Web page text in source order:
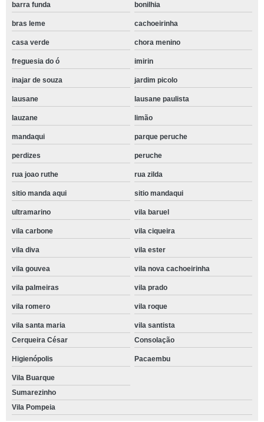
barra funda bonilhia
bras leme cachoeirinha
casa verde chora menino
freguesia do ó imirin
inajar de souza jardim picolo
lausane lausane paulista
lauzane limão
mandaqui parque peruche
perdizes peruche
rua joao ruthe rua zilda
sitio manda aqui sitio mandaqui
ultramarino vila baruel
vila carbone vila ciqueira
vila diva vila ester
vila gouvea vila nova cachoeirinha
vila palmeiras vila prado
vila romero vila roque
vila santa maria
vila santista
Cerqueira César
Consolação
Higienópolis Pacaembu
Vila Buarque
Sumarezinho
Vila Pompeia